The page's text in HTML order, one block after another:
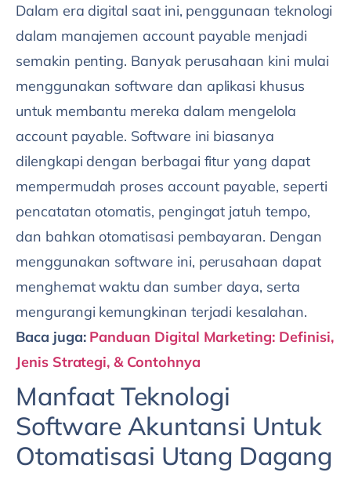
Dalam era digital saat ini, penggunaan teknologi
dalam manajemen account payable menjadi
semakin penting. Banyak perusahaan kini mulai
menggunakan software dan aplikasi khusus
untuk membantu mereka dalam mengelola
account payable. Software ini biasanya
dilengkapi dengan berbagai fitur yang dapat
mempermudah proses account payable, seperti
pencatatan otomatis, pengingat jatuh tempo,
dan bahkan otomatisasi pembayaran. Dengan
menggunakan software ini, perusahaan dapat
menghemat waktu dan sumber daya, serta
mengurangi kemungkinan terjadi kesalahan.
Baca juga: Panduan Digital Marketing: Definisi,
Jenis Strategi, & Contohnya
Manfaat Teknologi
Software Akuntansi Untuk
Otomatisasi Utang Dagang